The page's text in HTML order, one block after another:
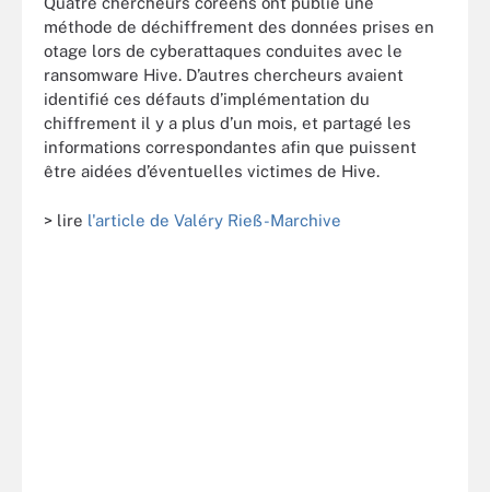
méthode de déchiffrement des données prises en
otage lors de cyberattaques conduites avec le
ransomware Hive. D’autres chercheurs avaient
identifié ces défauts d’implémentation du
chiffrement il y a plus d’un mois, et partagé les
informations correspondantes afin que puissent
être aidées d’éventuelles victimes de Hive.
> lire l'article de Valéry Rieß-Marchive